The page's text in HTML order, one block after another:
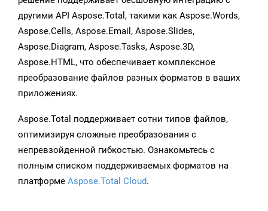
другими API Aspose.Total, такими как Aspose.Words,
Aspose.Cells, Aspose.Email, Aspose.Slides,
Aspose.Diagram, Aspose.Tasks, Aspose.3D,
Aspose.HTML, что обеспечивает комплексное
преобразование файлов разных форматов в ваших
приложениях.
Aspose.Total поддерживает сотни типов файлов,
оптимизируя сложные преобразования с
непревзойденной гибкостью. Ознакомьтесь с
полным списком поддерживаемых форматов на
платформе Aspose.Total Cloud.